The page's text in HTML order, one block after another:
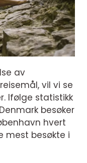
av
vil vi se
Ifølge statistikk
besøker
hvert
mest besøkte i